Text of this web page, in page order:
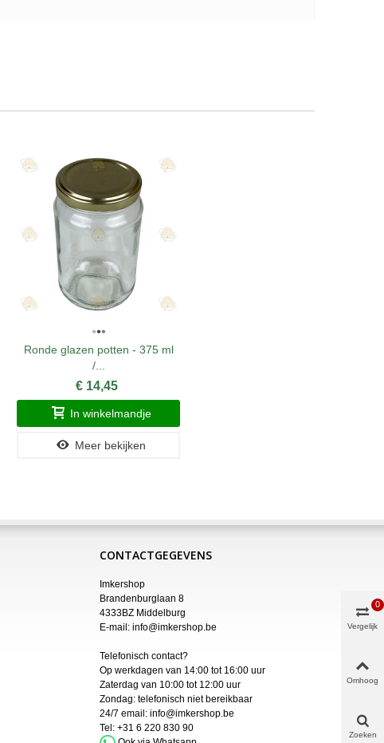
Ronde glazen potten - 375 ml
/...
€ 14,45
In winkelmandje
Meer bekijken
CONTACTGEGEVENS
Imkershop
Brandenburglaan 8
4333BZ Middelburg
E-mail: info@imkershop.be
Telefonisch contact?
Op werkdagen van 14:00 tot 16:00 uur
Zaterdag van 10:00 tot 12:00 uur
Zondag: telefonisch niet bereikbaar
24/7 email: info@imkershop.be
Tel: +31 6 220 830 90
Vergelijk
0
Omhoog
Zoeken